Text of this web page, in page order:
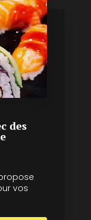
des
vos